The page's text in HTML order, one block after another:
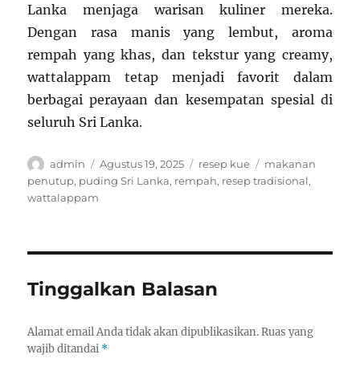
Lanka menjaga warisan kuliner mereka.
Dengan rasa manis yang lembut, aroma
rempah yang khas, dan tekstur yang creamy,
wattalappam tetap menjadi favorit dalam
berbagai perayaan dan kesempatan spesial di
seluruh Sri Lanka.
Author
admin
Posted
on
Agustus 19, 2025 Categories
resep kue Tags
makanan
penutup, puding Sri Lanka, rempah, resep tradisional,
wattalappam
Tinggalkan Balasan
Alamat email Anda tidak akan dipublikasikan. Ruas yang
wajib ditandai *